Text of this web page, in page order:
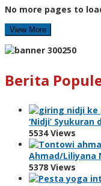
No more pages to
View More
Berita
‘Nidji’ Syukuran
5534 Views
Ahmad/Liliyana
5378 Views